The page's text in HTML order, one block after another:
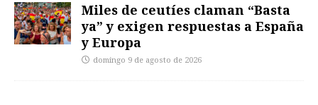
Miles de ceutíes claman “Basta
ya” y exigen respuestas a España
y Europa
domingo 9 de agosto de 2026